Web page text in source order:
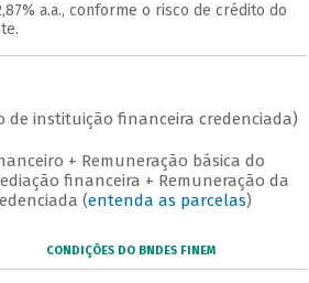
a.a., conforme o risco de crédito do
de instituição financeira credenciada)
+ Remuneração básica do
financeira + Remuneração da
(entenda as parcelas)
CONDIÇÕES DO BNDES FINEM